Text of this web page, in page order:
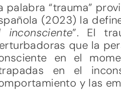
palabra “trauma”
(2023) la
inconsciente”. El
que la
en el
en el
y las